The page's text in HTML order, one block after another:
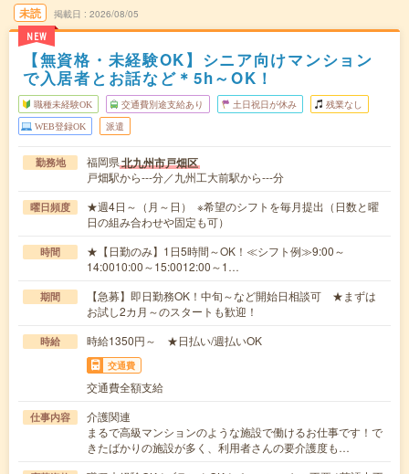
未読
NEW
掲載日 2026/08/05
【無資格・未経験OK】シニア向けマンション
で入居者とお話など＊5h～OK！
職種未経験OK 交通費別途支給あり 土日祝日が休み 残業なし
WEB登録OK 派遣
勤務地 福岡県北九州市戸畑区
戸畑駅から---分／九州工大前駅から---分
曜日頻度
★週4日～（月～日） ※希望のシフトを毎月提出（日数と曜
日の組み合わせや固定も可）
時間
★【日勤のみ】1日5時間～OK！≪シフト例≫9:00～
14:0010:00～15:0012:00～1…
期間
【急募】即日勤務OK！中旬～など開始日相談可 ★まずは
お試し2カ月～のスタートも歓迎！
時給 時給1350円～ ★日払い/週払いOK
交通費
交通費全額支給
仕事内容
介護関連
まるで高級マンションのような施設で働けるお仕事です！で
きたばかりの施設が多く、利用者さんの要介護度も…